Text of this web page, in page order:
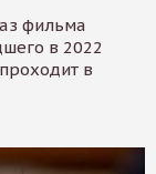
фильма
в 2022
в